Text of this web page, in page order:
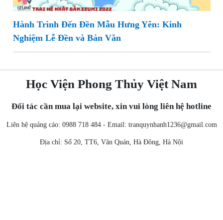
Hành Trình Đến Đền Mẫu Hưng Yên: Kinh
Nghiệm Lễ Đền và Bản Văn
Học Viện Phong Thủy Việt Nam
Đối tác cần mua lại website, xin vui lòng liên hệ hotline
Liên hệ quảng cáo: 0988 718 484 - Email: tranquynhanh1236@gmail.com
Địa chỉ: Số 20, TT6, Văn Quán, Hà Đông, Hà Nội